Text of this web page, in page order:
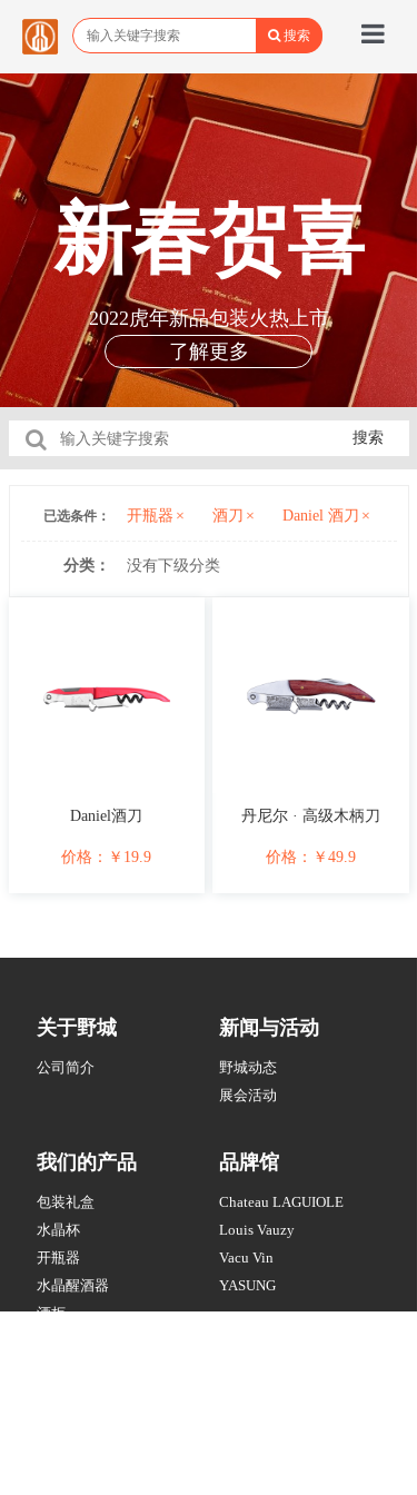
搜索
首页
品牌馆
所有商
关于野
野城动
联系我
新春贺喜
了解更多
2022虎年新品包装火热上市
搜索
已选条件： 开瓶器 × 酒刀 × Daniel 酒刀 ×
分类： 没有下级分类
Daniel酒刀
价格： ￥ 19.9
丹尼尔 · 高级木柄刀
价格： ￥ 49.9
公司简介
关于野城 新闻与活动
野城动态
展会活动
我们的产品
包装礼盒
水晶杯
开瓶器
水晶醒酒器
酒柜
品牌馆
Louis Vauzy
Vacu Vin
YASUNG
Chateau LAGUIOLE